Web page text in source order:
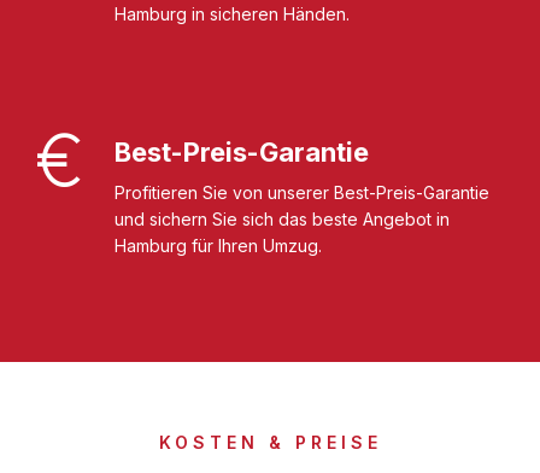
Hamburg in sicheren Händen.
Best-Preis-Garantie
Profitieren Sie von unserer Best-Preis-Garantie
und sichern Sie sich das beste Angebot in
Hamburg für Ihren Umzug.
KOSTEN & PREISE